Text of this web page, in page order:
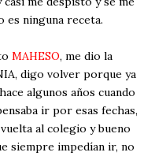
un ingrediente tan
natural. Es el
es ninguna receta.
MAHESO, me dio la
digo volver porque ya
algunos años cuando
ir por esas fechas,
al colegio y bueno
siempre impedían ir, no